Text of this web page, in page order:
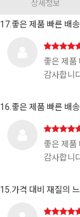
상세정보
17.좋은 제품 빠른 배
좋은 제품
감사합니
16.좋은 제품 빠른 배
좋은 제품
감사합니
15.가격 대비 재질의